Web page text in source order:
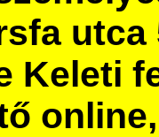
utca
Keleti